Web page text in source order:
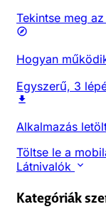
Tekintse meg
Hogyan
Egyszerű, 3
Alkalmazás
Töltse le a
Látnivalók
Kategóriák